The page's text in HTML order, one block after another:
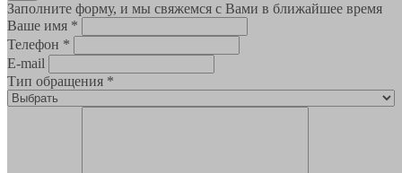
Заполните форму, и мы свяжемся с Вами в ближайшее время
Ваше имя *
Телефон *
E-mail
Тип обращения *